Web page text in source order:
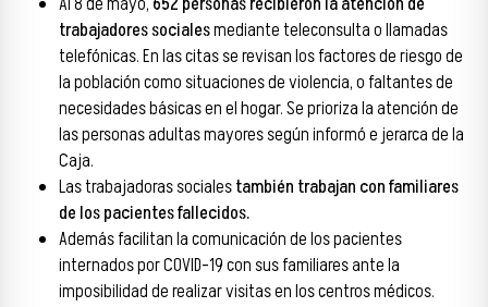
trabajadores socialesmediante teleconsulta o llamadas
telefónicas. En las citas se revisan los factores de riesgo de
la población como situaciones de violencia, o faltantes de
necesidades básicas en el hogar. Se prioriza la atención de
las personas adultas mayores según informó e jerarca de la
Caja.
Las trabajadoras socialestambién trabajan con familiares
de los pacientes fallecidos.
Además facilitan la comunicación de los pacientes
internados por COVID-19 con sus familiares ante la
imposibilidad de realizar visitas en los centros médicos.